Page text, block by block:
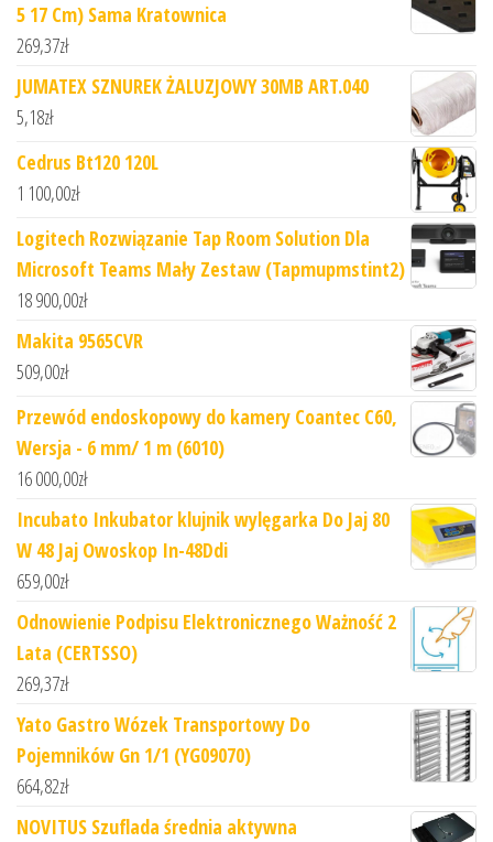
5 17 Cm) Sama Kratownica
269,37zł
JUMATEX SZNUREK ŻALUZJOWY 30MB ART.040
5,18zł
Cedrus Bt120 120L
1 100,00zł
Logitech Rozwiązanie Tap Room Solution Dla
Microsoft Teams Mały Zestaw (Tapmupmstint2)
18 900,00zł
Makita 9565CVR
509,00zł
Przewód endoskopowy do kamery Coantec C60,
Wersja - 6 mm/ 1 m (6010)
16 000,00zł
Incubato Inkubator klujnik wylęgarka Do Jaj 80
W 48 Jaj Owoskop In-48Ddi
659,00zł
Odnowienie Podpisu Elektronicznego Ważność 2
Lata (CERTSSO)
269,37zł
Yato Gastro Wózek Transportowy Do
Pojemników Gn 1/1 (YG09070)
664,82zł
NOVITUS Szuflada średnia aktywna